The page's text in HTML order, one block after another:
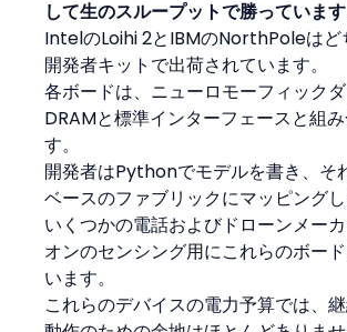
して生のスループットで勝っています
IntelのLoihi 2とIBMのNorthPoleはど
開発者キットで出荷されています。
各ボードは、ニューロモーフィック
DRAMと標準インターフェースと組
す。
開発者はPythonでモデルを書き、そ
ベースのファブリックにマッピングし
いくつかの電話およびドローンメー
オンのセンシング用にこれらのボー
います。
これらのデバイスの電力予算では、